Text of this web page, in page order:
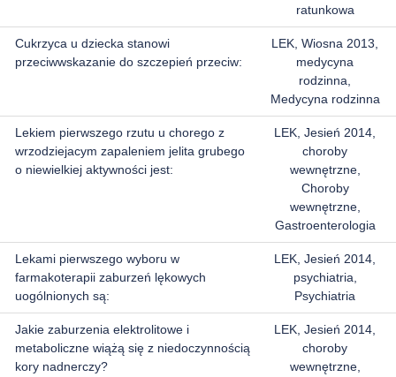
ratunkowa
Cukrzyca u dziecka stanowi
przeciwwskazanie do szczepień przeciw:
LEK, Wiosna 2013,
medycyna
rodzinna,
Medycyna rodzinna
Lekiem pierwszego rzutu u chorego z
wrzodziejacym zapaleniem jelita grubego
o niewielkiej aktywności jest:
LEK, Jesień 2014,
choroby
wewnętrzne,
Choroby
wewnętrzne,
Gastroenterologia
Lekami pierwszego wyboru w
farmakoterapii zaburzeń lękowych
uogólnionych są:
LEK, Jesień 2014,
psychiatria,
Psychiatria
Jakie zaburzenia elektrolitowe i
metaboliczne wiążą się z niedoczynnością
kory nadnerczy?
LEK, Jesień 2014,
choroby
wewnętrzne,